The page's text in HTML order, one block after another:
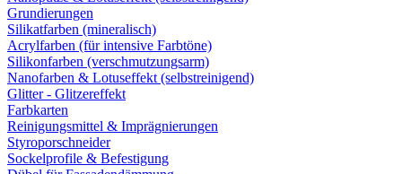
Grundierungen
Silikatfarben (mineralisch)
Acrylfarben (für intensive Farbtöne)
Silikonfarben (verschmutzungsarm)
Nanofarben & Lotuseffekt (selbstreinigend)
Glitter - Glitzereffekt
Farbkarten
Reinigungsmittel & Imprägnierungen
Styroporschneider
Sockelprofile & Befestigung